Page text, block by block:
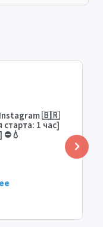
Instagram 🇧🇷
1 час]